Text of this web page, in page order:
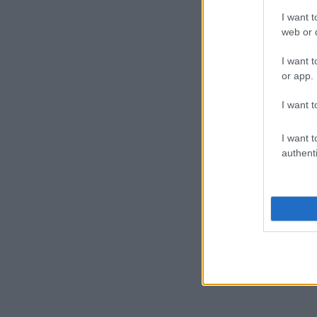
I want
web or
I want
or app.
I want
I want